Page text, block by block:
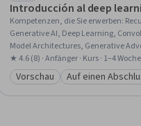
Introducción al deep
Kompetenzen, die Sie erwerben:
Generative AI, Deep Learning,
Model Architectures, Generative
Learning, Vision Transformer (ViT),
Networks, Machine Learning
Architecture, Natural Language
★ 4.6 (8) · Anfänger · Kurs · 1–4
Kategorie: Vorschau
Vorschau Kategorie: Auf
Auf einen